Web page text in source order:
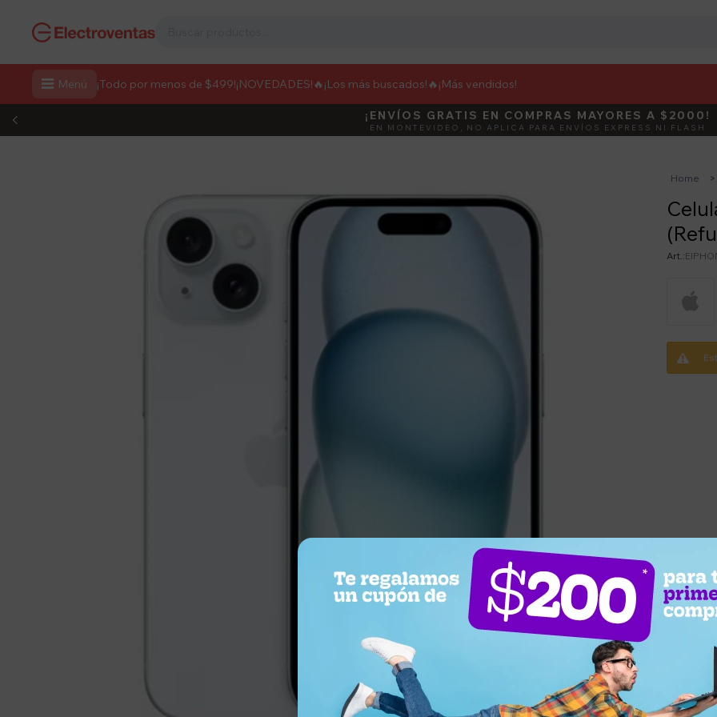
 Menú ¡Todo por menos de $499!¡NOVEDADES! 🔥¡Los más buscados!🔥 ¡Más vendidos!
DEBUT ACTIVÁ
¡ENVÍOS GRATIS EN COMPRAS MAYORES A $2000!
EN MONTEVIDEO, NO APLICA PARA ENVÍOS EXPRESS NI FLASH
Home